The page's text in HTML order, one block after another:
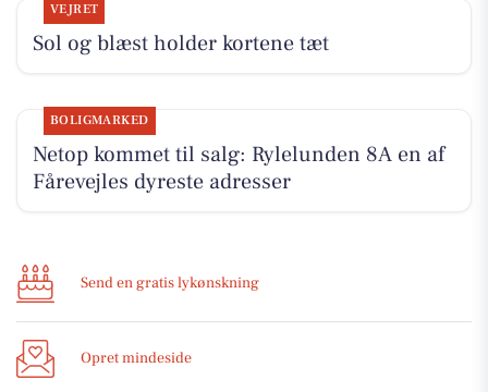
VEJRET
Sol og blæst holder kortene tæt
BOLIGMARKED
Netop kommet til salg: Rylelunden 8A en af
Fårevejles dyreste adresser
Send en gratis lykønskning
Opret mindeside